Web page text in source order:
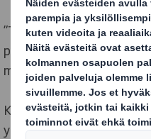
”Tuotteen lisäksi pitää
pakkaus suunnitellaan ja
määrä liikkuvia osia.”
Kysymys on aina pitkästä
yhdessä asiakkaan